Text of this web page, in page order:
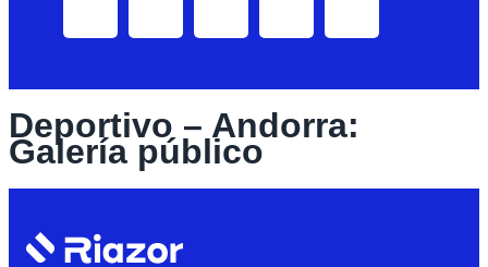
Deportivo – Andorra:
Galería público